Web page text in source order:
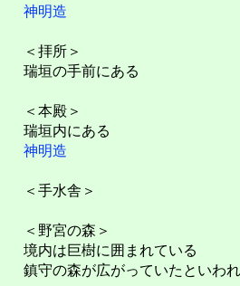
神明造
＜拝所＞
瑞垣の手前にある
＜本殿＞
瑞垣内にある
神明造
＜手水舎＞
＜野宮の森＞
境内は巨樹に囲まれている
鎮守の森が広がっていたといわ